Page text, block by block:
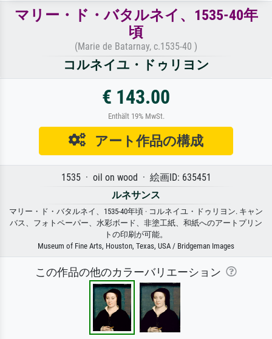
マリー・ド・バタルネイ、1535-40年
頃
(Marie de Batarnay, c.1535-40 )
コルネイユ・ドゥリヨン
€ 143.00
Enthält 19% MwSt.
アート作品の構成
1535 · oil on wood · 絵画ID: 635451
ルネサンス
マリー・ド・バタルネイ、1535-40年頃 · コルネイユ・ドゥリヨン. キャン
バス、フォトペーパー、水彩ボード、非塗工紙、和紙へのアートプリン
トの印刷が可能。
Museum of Fine Arts, Houston, Texas, USA / Bridgeman Images
この作品の他のカラーバリエーション